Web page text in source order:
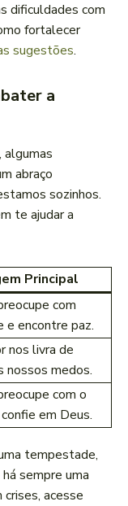
dificuldades com
fortalecer
sugestões.
a
algumas
abraço
sozinhos.
te ajudar a
Principal
com
e encontre paz.
nos livra de
nossos medos.
com o
em Deus.
tempestade,
sempre uma
acesse